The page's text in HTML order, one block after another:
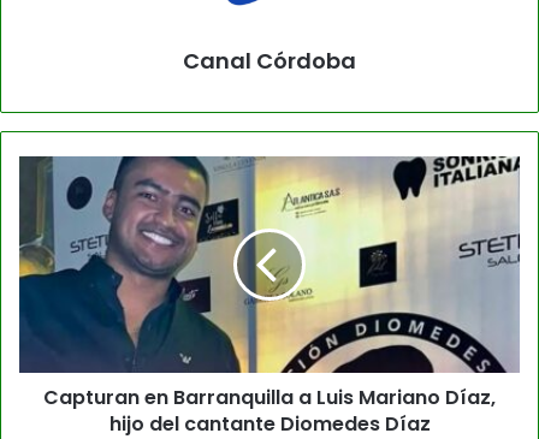
Canal Córdoba
Capturan en Barranquilla a Luis Mariano Díaz,
hijo del cantante Diomedes Díaz